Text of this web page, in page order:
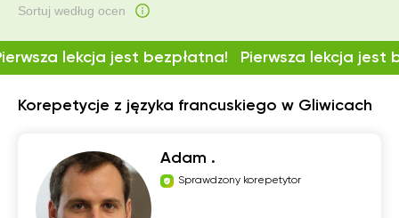
Korepetycje z języka francuskiego w Gliwicach
Adam .
Sprawdzony korepetytor
lekcja jest bezpłatna! Pierwsza lekcja jest
Sortuj według ocen